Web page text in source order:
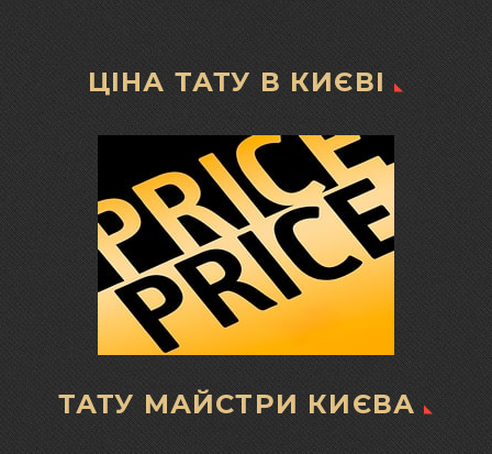
ЦІНА ТАТУ В КИЄВІ
ТАТУ МАЙСТРИ КИЄВА